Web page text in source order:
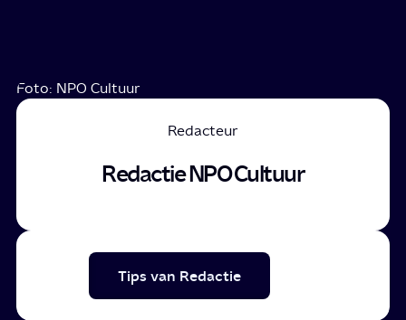
Foto: NPO Cultuur
Redacteur
Redactie NPO Cultuur
Tips van Redactie